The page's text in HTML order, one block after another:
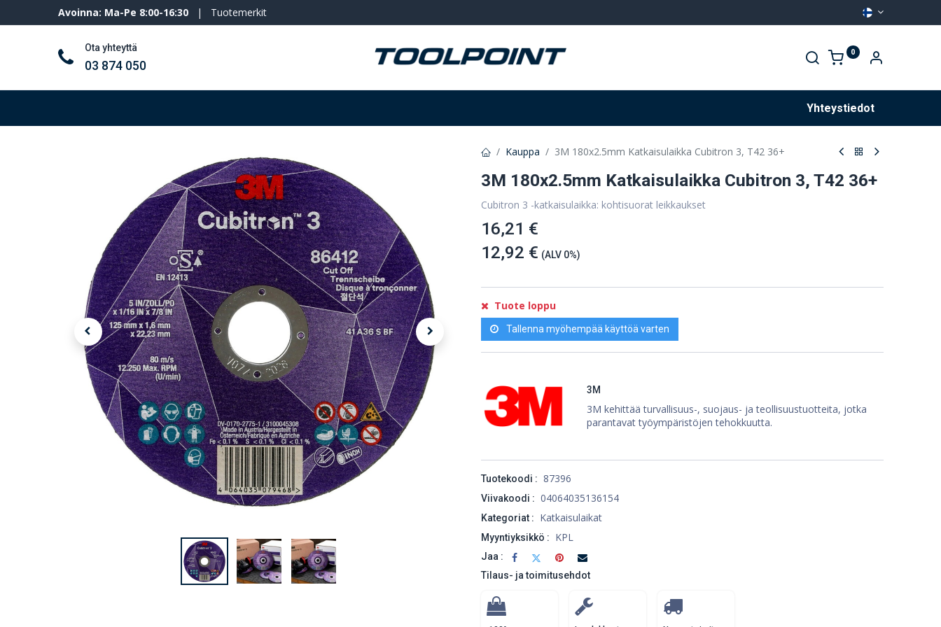
Avoinna: Ma-Pe 8:00-16:30 | Tuotemerkit
Ota yhteyttä
03 874 050
0
Yhteystiedot
Kauppa 3M 180x2.5mm Katkaisulaikka Cubitron 3, T42 36+
3M 180x2.5mm Katkaisulaikka Cubitron 3, T42 36+
Cubitron 3 -katkaisulaikka: kohtisuorat leikkaukset
16,21 €
12,92 € (ALV 0%)
Tuote loppu
Tallenna myöhempää käyttöä varten
3M
3M kehittää turvallisuus-, suojaus- ja teollisuustuotteita, jotka
parantavat työympäristöjen tehokkuutta.
Tuotekoodi : 87396
Viivakoodi : 04064035136154
Kategoriat : Katkaisulaikat
Myyntiyksikkö : KPL
Jaa :
Tilaus- ja toimitusehdot